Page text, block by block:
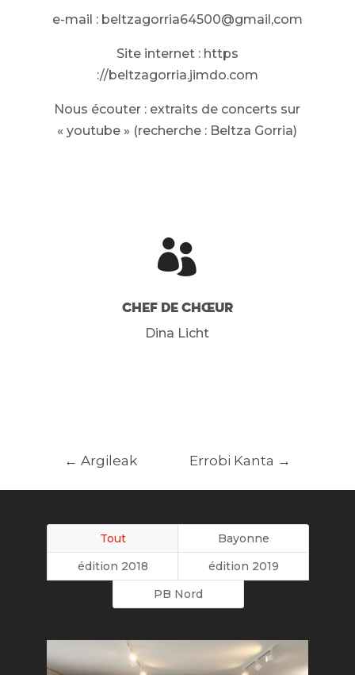
e-mail : beltzagorria64500@gmail,com
Site internet : https
://beltzagorria.jimdo.com
Nous écouter : extraits de concerts sur
« youtube » (recherche : Beltza Gorria)

Chef de Chœur
Dina Licht
← Argileak Errobi Kanta →
Tout
Bayonne
édition 2018
édition 2019
PB Nord